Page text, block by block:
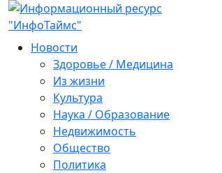
Новости
Здоровье / Медицина
Из жизни
Культура
Наука / Образование
Недвижимость
Общество
Политика